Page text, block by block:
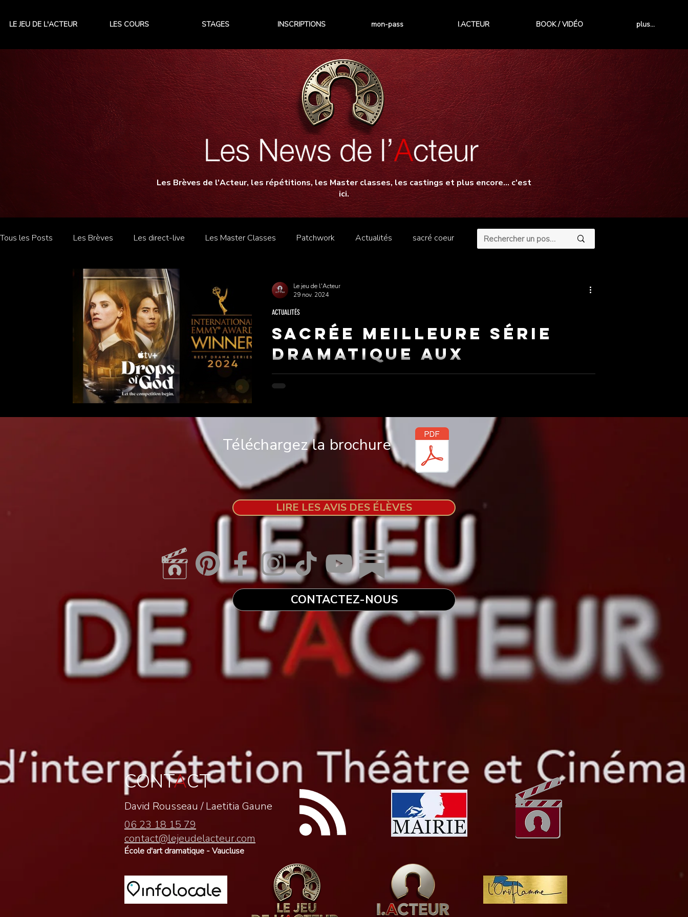
LE JEU DE L'ACTEUR LES COURS STAGES INSCRIPTIONS mon-pass I.ACTEUR BOOK / VIDÉO plus...
Les Brèves de l'Acteur, les répétitions, les Master classes, les castings et plus encore... c'est
ici.
Tous les Posts Les Brèves Les direct-live Les Master Classes Patchwork Actualités sacré coeur
Sacrée meilleure série
dramatique aux
International Emmy
Awards 2024 !
Les Gouttes de Dieu sacrée meilleure série dramatique aux International Emmy Awards
ACTUALITÉS
Le jeu de l'Acteur
29 nov. 2024
Téléchargez la brochure
LIRE LES AVIS DES ÉLÈVES
CONTACTEZ-NOUS
CONTACT
David Rousseau /Laetitia Gaune
06 23 18 15 79
contact@lejeudelacteur.com
École d'art dramatique - Vaucluse